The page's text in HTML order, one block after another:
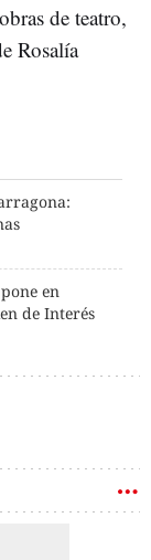
de teatro,
Rosalía
en
de Interés